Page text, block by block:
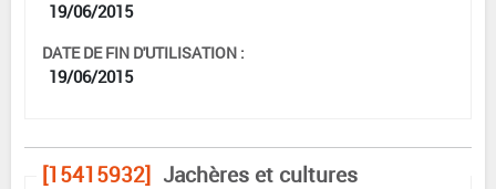
19/06/2015
DATE DE FIN D'UTILISATION :
19/06/2015
[15415932] Jachères et cultures